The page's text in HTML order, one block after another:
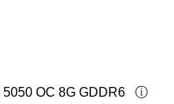
OC 8G GDDR6